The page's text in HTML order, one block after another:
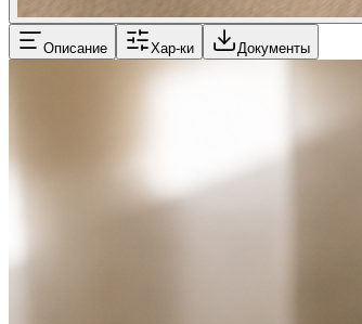
Описание Хар-ки Документы